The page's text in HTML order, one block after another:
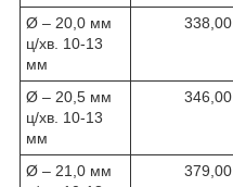
Ø – 20,0 мм
ц/хв. 10-13
мм
338,00
Ø – 20,5 мм
ц/хв. 10-13
мм
346,00
Ø – 21,0 мм
379,00